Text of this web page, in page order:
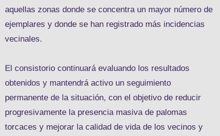
aquellas zonas donde se concentra un mayor número de
ejemplares y donde se han registrado más incidencias
vecinales.
El consistorio continuará evaluando los resultados
obtenidos y mantendrá activo un seguimiento
permanente de la situación, con el objetivo de reducir
progresivamente la presencia masiva de palomas
torcaces y mejorar la calidad de vida de los vecinos y